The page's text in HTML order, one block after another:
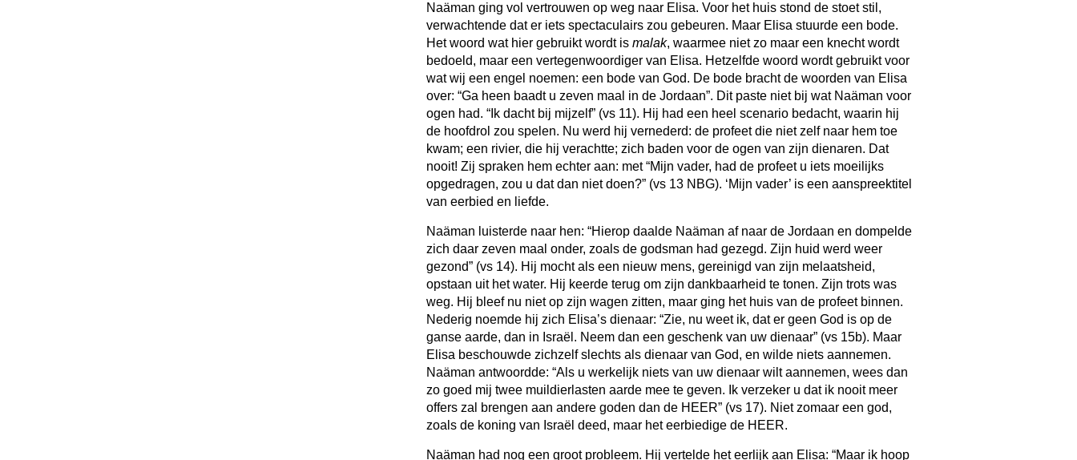
Naäman ging vol vertrouwen op weg naar Elisa. Voor het huis stond de stoet stil,
verwachtende dat er iets spectaculairs zou gebeuren. Maar Elisa stuurde een bode.
Het woord wat hier gebruikt wordt is malak, waarmee niet zo maar een knecht wordt
bedoeld, maar een vertegenwoordiger van Elisa. Hetzelfde woord wordt gebruikt voor
wat wij een engel noemen: een bode van God. De bode bracht de woorden van Elisa
over: “Ga heen baadt u zeven maal in de Jordaan”. Dit paste niet bij wat Naäman voor
ogen had. “Ik dacht bij mijzelf” (vs 11). Hij had een heel scenario bedacht, waarin hij
de hoofdrol zou spelen. Nu werd hij vernederd: de profeet die niet zelf naar hem toe
kwam; een rivier, die hij verachtte; zich baden voor de ogen van zijn dienaren. Dat
nooit! Zij spraken hem echter aan: met “Mijn vader, had de profeet u iets moeilijks
opgedragen, zou u dat dan niet doen?” (vs 13 NBG). ‘Mijn vader’ is een aanspreektitel
van eerbied en liefde.
Naäman luisterde naar hen: “Hierop daalde Naäman af naar de Jordaan en dompelde
zich daar zeven maal onder, zoals de godsman had gezegd. Zijn huid werd weer
gezond” (vs 14). Hij mocht als een nieuw mens, gereinigd van zijn melaatsheid,
opstaan uit het water. Hij keerde terug om zijn dankbaarheid te tonen. Zijn trots was
weg. Hij bleef nu niet op zijn wagen zitten, maar ging het huis van de profeet binnen.
Nederig noemde hij zich Elisa’s dienaar: “Zie, nu weet ik, dat er geen God is op de
ganse aarde, dan in Israël. Neem dan een geschenk van uw dienaar” (vs 15b). Maar
Elisa beschouwde zichzelf slechts als dienaar van God, en wilde niets aannemen.
Naäman antwoordde: “Als u werkelijk niets van uw dienaar wilt aannemen, wees dan
zo goed mij twee muildierlasten aarde mee te geven. Ik verzeker u dat ik nooit meer
offers zal brengen aan andere goden dan de HEER” (vs 17). Niet zomaar een god,
zoals de koning van Israël deed, maar het eerbiedige de HEER.
Naäman had nog een groot probleem. Hij vertelde het eerlijk aan Elisa: “Maar ik hoop